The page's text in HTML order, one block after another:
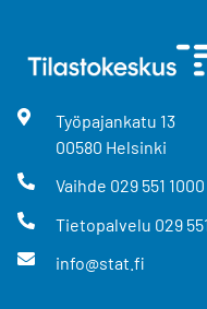
Työpajankatu 13
00580 Helsinki
Vaihde 029 551 1000
Tietopalvelu 029
info@stat.fi